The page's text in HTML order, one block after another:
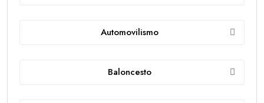
Automovilismo
Baloncesto